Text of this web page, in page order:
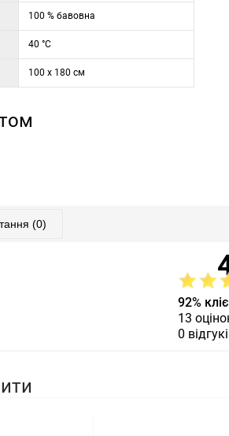
100 % бавовна
40 °C
100 x 180 см
(0)
92%
13
0